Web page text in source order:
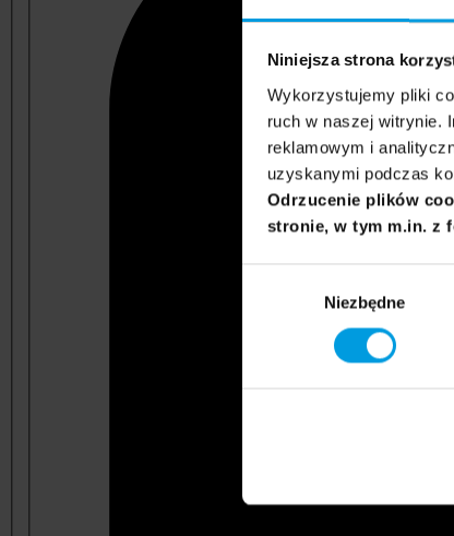
Niniejsza strona
Wykorzystujemy pliki
ruch w naszej witrynie.
reklamowym i
uzyskanymi podczas
Odrzucenie plików
stronie, w tym m.in. z
Niezbędne